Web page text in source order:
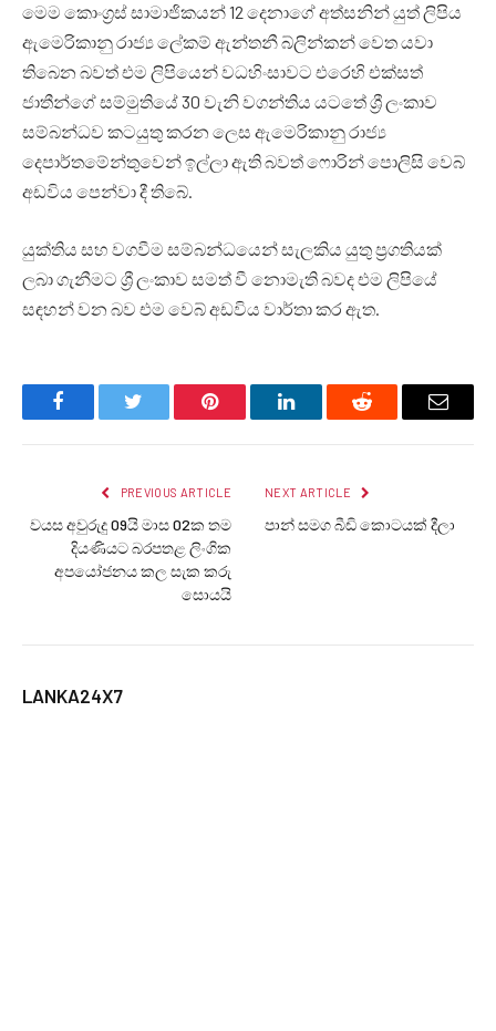
මෙම කොංග්‍රස් සාමාජිකයන් 12 දෙනාගේ අත්සනින් යුත් ලිපිය
ඇමෙරිකානු රාජ්‍ය ලේකම් ඇන්තනී බ්ලින්කන් වෙත යවා
තිබෙන බවත් එම ලිපියෙන් වධහිංසාවට එරෙහි එක්සත්
ජාතීන්ගේ සම්මුතියේ 30 වැනි වගන්තිය යටතේ ශ්‍රී ලංකාව
සම්බන්ධව කටයුතු කරන ලෙස ඇමෙරිකානු රාජ්‍ය
දෙපාර්තමේන්තුවෙන් ඉල්ලා ඇති බවත් ෆොරින් පොලිසි වෙබ්
අඩවිය පෙන්වා දී තිබේ.
යුක්තිය සහ වගවීම සම්බන්ධයෙන් සැලකිය යුතු ප්‍රගතියක්
ලබා ගැනීමට ශ්‍රී ලංකාව සමත් වී නොමැති බවද එම ලිපියේ
සඳහන් වන බව එම වෙබ් අඩවිය වාර්තා කර ඇත.
FacebookTwitter Pinterest LinkedInReddit Email
PREVIOUS ARTICLE
වයස අවුරුදු 09යි මාස 02ක තම
දියණියට බරපතළ ලිංගික
අපයෝජනය කල සැක කරු
සොයයි
NEXT ARTICLE
පාන් සමග බීඩි කොටයක් දීලා
LANKA24X7